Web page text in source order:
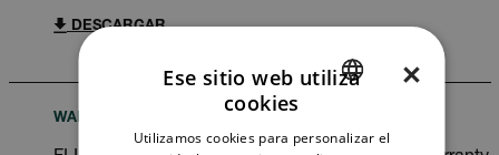
DESCARGAR
WARRANTY
×
Ese sitio web utiliza
cookies
Utilizamos cookies para personalizar el